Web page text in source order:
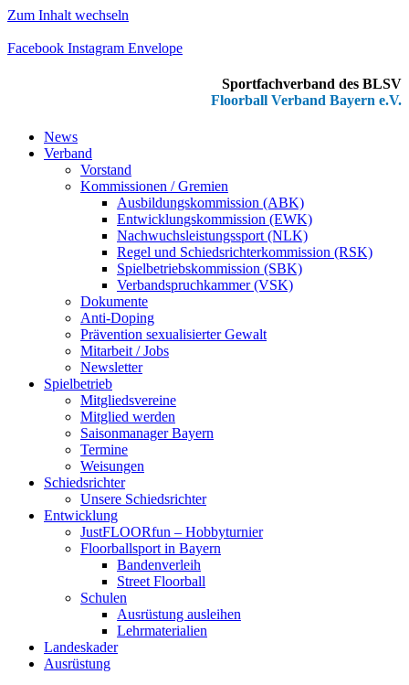
Zum Inhalt wechseln
Facebook Instagram Envelope
Sportfachverband des BLSV
Floorball Verband Bayern e.V.
News
Verband
Vorstand
Kommissionen / Gremien
Ausbildungskommission (ABK)
Entwicklungskommission (EWK)
Nachwuchsleistungssport (NLK)
Regel und Schiedsrichterkommission (RSK)
Spielbetriebskommission (SBK)
Verbandspruchkammer (VSK)
Dokumente
Anti-Doping
Prävention sexualisierter Gewalt
Mitarbeit / Jobs
Newsletter
Spielbetrieb
Mitgliedsvereine
Mitglied werden
Saisonmanager Bayern
Termine
Weisungen
Schiedsrichter
Unsere Schiedsrichter
Entwicklung
JustFLOORfun – Hobbyturnier
Floorballsport in Bayern
Bandenverleih
Street Floorball
Schulen
Ausrüstung ausleihen
Lehrmaterialien
Landeskader
Ausrüstung